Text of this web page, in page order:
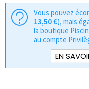
Vous pouvez
13,50 €), mais
la boutique
au compte
EN